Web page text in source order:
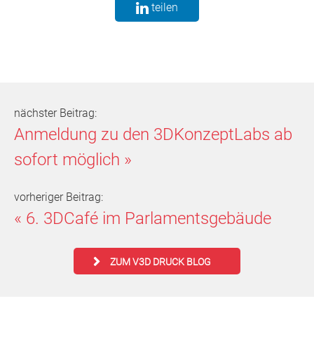
teilen
nächster Beitrag:
Anmeldung zu den 3DKonzeptLabs ab
sofort möglich »
vorheriger Beitrag:
« 6. 3DCafé im Parlamentsgebäude
ZUM V3D DRUCK BLOG